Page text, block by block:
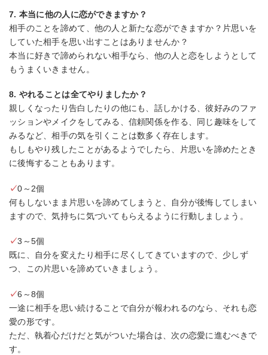
7. 本当に他の人に恋ができますか？
相手のことを諦めて、他の人と新たな恋ができますか？片思いを
していた相手を思い出すことはありませんか？
本当に好きで諦められない相手なら、他の人と恋をしようとして
もうまくいきません。
8. やれることは全てやりましたか？
親しくなったり告白したりの他にも、話しかける、彼好みのファ
ッションやメイクをしてみる、信頼関係を作る、同じ趣味をして
みるなど、相手の気を引くことは数多く存在します。
もしもやり残したことがあるようでしたら、片思いを諦めたとき
に後悔することもあります。
✓0～2個
何もしないまま片思いを諦めてしまうと、自分が後悔してしまい
ますので、気持ちに気づいてもらえるように行動しましょう。
✓3～5個
既に、自分を変えたり相手に尽くしてきていますので、少しず
つ、この片思いを諦めていきましょう。
✓6～8個
一途に相手を思い続けることで自分が報われるのなら、それも恋
愛の形です。
ただ、執着心だけだと気がついた場合は、次の恋愛に進むべきで
す。